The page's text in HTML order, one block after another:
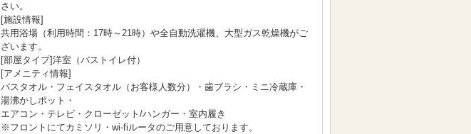
さい。
[施設情報]
共用浴場（利用時間：17時～21時）や全自動洗濯機、大型ガス乾燥機がご
ざいます。
[部屋タイプ]洋室（バストイレ付）
[アメニティ情報]
バスタオル・フェイスタオル（お客様人数分）・歯ブラシ・ミニ冷蔵庫・
湯沸かしポット・
エアコン・テレビ・クローゼット/ハンガー・室内履き
※フロントにてカミソリ・wi-fiルータのご用意しております。